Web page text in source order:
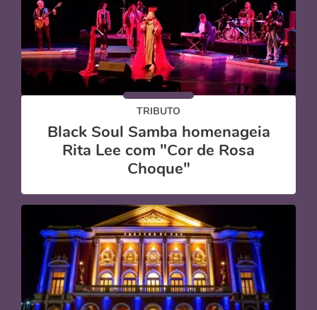
TRIBUTO
Black Soul Samba homenageia
Rita Lee com "Cor de Rosa
Choque"